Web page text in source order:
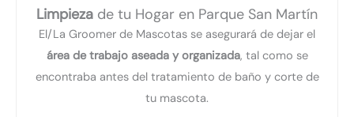
Limpieza de tu Hogar en Parque San Martín
El/La Groomer de Mascotas se asegurará de dejar el
área de trabajo aseada y organizada, tal como se
encontraba antes del tratamiento de baño y corte de
tu mascota.